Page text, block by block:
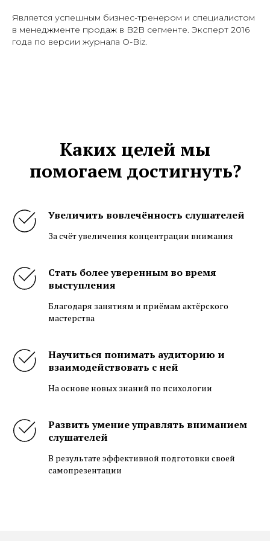
Является успешным бизнес-тренером и специалистом
в менеджменте продаж в B2B сегменте. Эксперт 2016
года по версии журнала O-Biz.
Каких целей мы
помогаем достигнуть?
Увеличить вовлечённость слушателей
За счёт увеличения концентрации внимания
Стать более уверенным во время
выступления
Благодаря занятиям и приёмам актёрского
мастерства
Научиться понимать аудиторию и
взаимодействовать с ней
На основе новых знаний по психологии
Развить умение управлять вниманием
слушателей
В результате эффективной подготовки своей
самопрезентации